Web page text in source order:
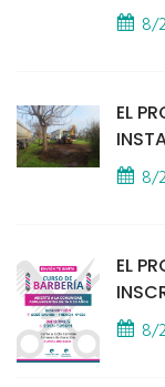
8/
EL
8/
EL
8/